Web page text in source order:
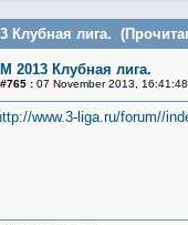
Клубная лига.
2013 Клубная лига.
:07 November 2013,
www.3-liga.ru/forum//